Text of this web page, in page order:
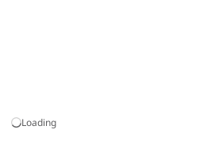
Loading